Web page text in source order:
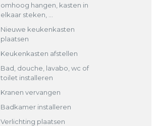
omhoog hangen, kasten in
elkaar steken, …
Nieuwe keukenkasten
plaatsen
Keukenkasten afstellen
Bad, douche, lavabo, wc of
toilet installeren
Kranen vervangen
Badkamer installeren
Verlichting plaatsen